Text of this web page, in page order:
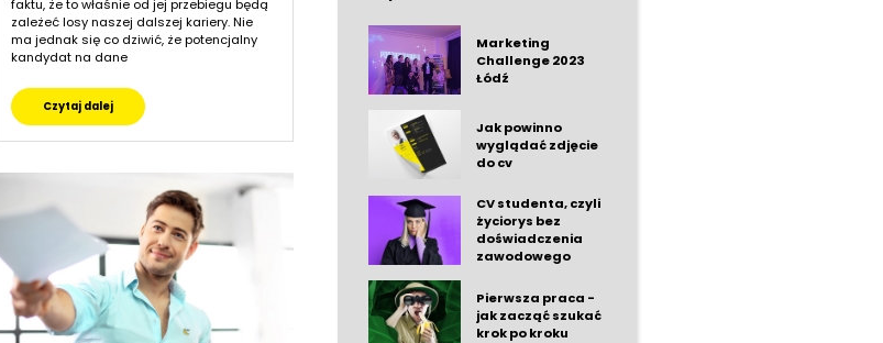
faktu, że to właśnie od jej przebiegu będą
zależeć losy naszej dalszej kariery. Nie
ma jednak się co dziwić, że potencjalny
kandydat na dane
Czytaj dalej
Marketing
Challenge 2023
Łódź
Jak powinno
wyglądać zdjęcie
do cv
CV studenta, czyli
życiorys bez
doświadczenia
zawodowego
Pierwsza praca -
jak zacząć szukać
krok po kroku